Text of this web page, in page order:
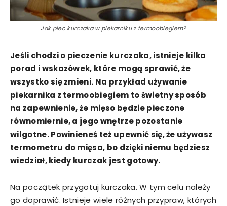
Jak piec kurczaka w piekarniku z termoobiegiem?
Jeśli chodzi o pieczenie kurczaka, istnieje kilka
porad i wskazówek, które mogą sprawić, że
wszystko się zmieni. Na przykład używanie
piekarnika z termoobiegiem to świetny sposób
na zapewnienie, że mięso będzie pieczone
równomiernie, a jego wnętrze pozostanie
wilgotne. Powinieneś też upewnić się, że używasz
termometru do mięsa, bo dzięki niemu będziesz
wiedział, kiedy kurczak jest gotowy.
Na początek przygotuj kurczaka. W tym celu należy
go doprawić. Istnieje wiele różnych przypraw, których